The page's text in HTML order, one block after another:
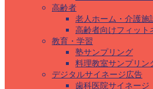
高齢者
老人ホーム・介護施
高齢者向けフィット
教育・学習
塾サンプリング
料理教室サンプリン
デジタルサイネージ広告
歯科医院サイネージ